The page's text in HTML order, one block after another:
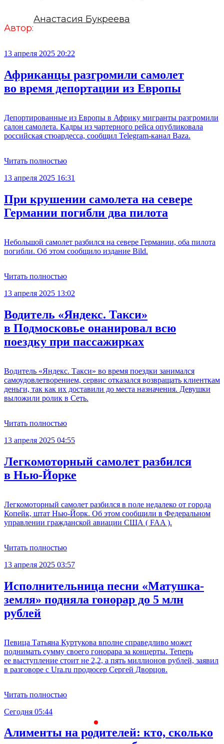
Автор:
Анастасия Букреева
13 апреля 2025 20:22
Африканцы разгромили самолет
во время депортации из Европы
Депортированные из Европы в Африку мигранты разгромили
салон самолета. Кадры из чартерного рейса опубликовала
российская стюардесса, сообщил Telegram-канал Baza.
Читать полностью
13 апреля 2025 16:31
При крушении самолета на севере
Германии погибли два пилота
Небольшой самолет разбился на севере Германии, оба пилота
погибли. Об этом сообщило издание Bild.
Читать полностью
13 апреля 2025 13:02
Водитель «Яндекс. Такси»
в Подмосковье онанировал всю
поездку при пассажирках
Водитель «Яндекс. Такси» во время поездки занимался
самоудовлетворением, сервис отказался возвращать клиенткам
деньги, так как их доставили до места назначения. Девушки
выложили ролик в Сеть.
Читать полностью
13 апреля 2025 04:55
Легкомоторный самолет разбился
в Нью-Йорке
Легкомоторный самолет разбился в поле недалеко от города
Копейк, штат Нью-Йорк. Об этом сообщили в Федеральном
управлении гражданской авиации США ( FAA ).
Читать полностью
13 апреля 2025 03:57
Исполнительница песни «Матушка-
земля» подняла гонорар до 5 млн
рублей
Певица Татьяна Куртукова вполне справедливо может
поднимать сумму своего гонорара за концерты. Теперь
ее выступление стоит не 2,2, а пять миллионов рублей, заявил
в разговоре с Ura.ru продюсер Сергей Дворцов.
Читать полностью
Сегодня 05:44
Алименты на родителей: кто, сколько